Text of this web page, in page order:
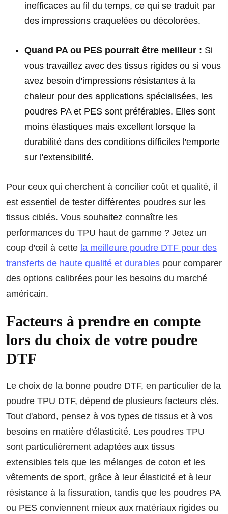
inefficaces au fil du temps, ce qui se traduit par
des impressions craquelées ou décolorées.
Quand PA ou PES pourrait être meilleur : Si
vous travaillez avec des tissus rigides ou si vous
avez besoin d'impressions résistantes à la
chaleur pour des applications spécialisées, les
poudres PA et PES sont préférables. Elles sont
moins élastiques mais excellent lorsque la
durabilité dans des conditions difficiles l'emporte
sur l'extensibilité.
Pour ceux qui cherchent à concilier coût et qualité, il
est essentiel de tester différentes poudres sur les
tissus ciblés. Vous souhaitez connaître les
performances du TPU haut de gamme ? Jetez un
coup d'œil à cette la meilleure poudre DTF pour des
transferts de haute qualité et durables pour comparer
des options calibrées pour les besoins du marché
américain.
Facteurs à prendre en compte
lors du choix de votre poudre
DTF
Le choix de la bonne poudre DTF, en particulier de la
poudre TPU DTF, dépend de plusieurs facteurs clés.
Tout d'abord, pensez à vos types de tissus et à vos
besoins en matière d'élasticité. Les poudres TPU
sont particulièrement adaptées aux tissus
extensibles tels que les mélanges de coton et les
vêtements de sport, grâce à leur élasticité et à leur
résistance à la fissuration, tandis que les poudres PA
ou PES conviennent mieux aux matériaux rigides ou